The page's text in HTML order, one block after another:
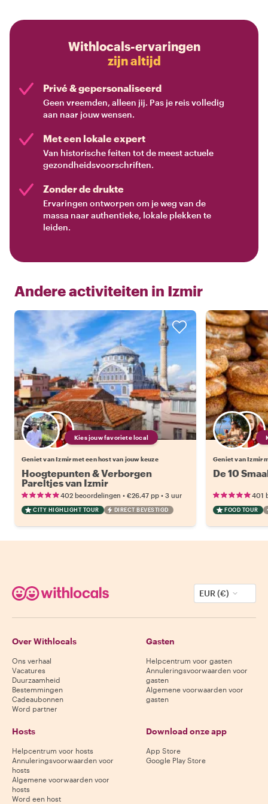
Withlocals-ervaringen
zijn altijd
Privé & gepersonaliseerd
Geen vreemden, alleen jij. Pas je reis volledig
aan naar jouw wensen.
Met een lokale expert
Van historische feiten tot de meest actuele
gezondheidsvoorschriften.
Zonder de drukte
Ervaringen ontworpen om je weg van de
massa naar authentieke, lokale plekken te
leiden.
Andere activiteiten in Izmir
Kies jouw favoriete local
Geniet van Izmir met een host van jouw keuze
Hoogtepunten & Verborgen
Pareltjes van Izmir
402 beoordelingen • €26.47 pp • 3 uur
CITY HIGHLIGHT TOUR DIRECT BEVESTIGD
Geniet van Izmir
De 10
401
FOOD TOUR
EUR (€)
Over Withlocals
Ons verhaal
Vacatures
Duurzaamheid
Bestemmingen
Cadeaubonnen
Word partner
Gasten
Helpcentrum voor gasten
Annuleringsvoorwaarden voor
gasten
Algemene voorwaarden voor
gasten
Hosts
Helpcentrum voor hosts
Annuleringsvoorwaarden voor
hosts
Algemene voorwaarden voor
hosts
Word een host
Download onze app
App Store
Google Play Store